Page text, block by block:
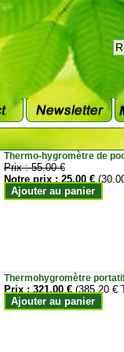
Thermo-hygromètre de
Prix :55.00 €
Notre prix :25.00 €
Ajouter au panier
Thermohygromètre
Prix :321.00 € (385.20 €
Ajouter au panier